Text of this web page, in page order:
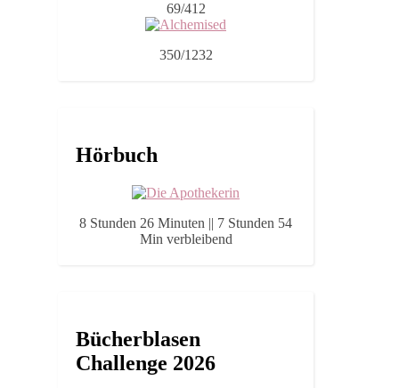
69/412
350/1232
Hörbuch
8 Stunden 26 Minuten || 7 Stunden 54
Min verbleibend
Bücherblasen
Challenge 2026